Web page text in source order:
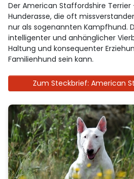
Der American Staffordshire
Hunderasse, die oft
nur als sogenannten Kampfhund.
intelligenter und anhänglicher
Haltung und konsequenter
Familienhund sein kann.
Zum Steckbrief: American